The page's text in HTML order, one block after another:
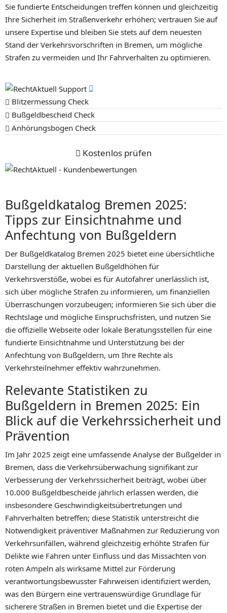
Sie fundierte Entscheidungen treffen können und gleichzeitig
Ihre Sicherheit im Straßenverkehr erhöhen; vertrauen Sie auf
unsere Expertise und bleiben Sie stets auf dem neuesten
Stand der Verkehrsvorschriften in Bremen, um mögliche
Strafen zu vermeiden und Ihr Fahrverhalten zu optimieren.
Blitzermessung Check
Bußgeldbescheid Check
Anhörungsbogen Check
Kostenlos prüfen
Bußgeldkatalog Bremen 2025:
Tipps zur Einsichtnahme und
Anfechtung von Bußgeldern
Der Bußgeldkatalog Bremen 2025 bietet eine übersichtliche
Darstellung der aktuellen Bußgeldhöhen für
Verkehrsverstöße, wobei es für Autofahrer unerlässlich ist,
sich über mögliche Strafen zu informieren, um finanziellen
Überraschungen vorzubeugen; informieren Sie sich über die
Rechtslage und mögliche Einspruchsfristen, und nutzen Sie
die offizielle Webseite oder lokale Beratungsstellen für eine
fundierte Einsichtnahme und Unterstützung bei der
Anfechtung von Bußgeldern, um Ihre Rechte als
Verkehrsteilnehmer effektiv wahrzunehmen.
Relevante Statistiken zu
Bußgeldern in Bremen 2025: Ein
Blick auf die Verkehrssicherheit und
Prävention
Im Jahr 2025 zeigt eine umfassende Analyse der Bußgelder in
Bremen, dass die Verkehrsüberwachung signifikant zur
Verbesserung der Verkehrssicherheit beiträgt, wobei über
10.000 Bußgeldbescheide jährlich erlassen werden, die
insbesondere Geschwindigkeitsübertretungen und
Fahrverhalten betreffen; diese Statistik unterstreicht die
Notwendigkeit präventiver Maßnahmen zur Reduzierung von
Verkehrsunfällen, während gleichzeitig erhöhte Strafen für
Delikte wie Fahren unter Einfluss und das Missachten von
roten Ampeln als wirksame Mittel zur Förderung
verantwortungsbewusster Fahrweisen identifiziert werden,
was den Bürgern eine vertrauenswürdige Grundlage für
sicherere Straßen in Bremen bietet und die Expertise der